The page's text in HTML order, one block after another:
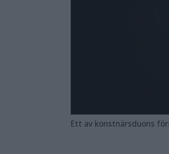
Ett av konstnärsduons första projekt som nyblivna